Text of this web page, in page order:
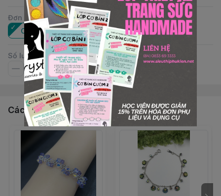
Đơn vị:
Cái
Số lượng
Các sản phẩm, dịch vụ khác